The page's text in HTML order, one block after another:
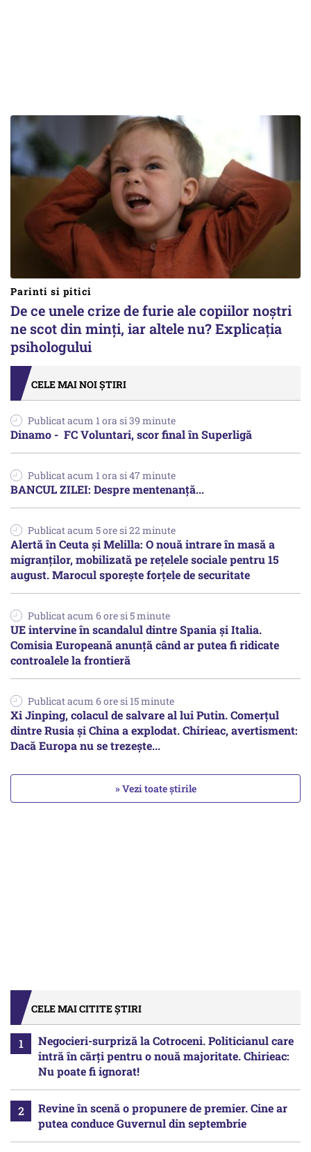
Parinti si pitici
De ce unele crize de furie ale copiilor noștri
ne scot din minți, iar altele nu? Explicația
psihologului
CELE MAI NOI ȘTIRI
Publicat acum 1 ora si 39 minute
Dinamo - FC Voluntari, scor final în Superligă
Publicat acum 1 ora si 47 minute
BANCUL ZILEI: Despre mentenanță...
Publicat acum 5 ore si 22 minute
Alertă în Ceuta și Melilla: O nouă intrare în masă a
migranților, mobilizată pe rețelele sociale pentru 15
august. Marocul sporește forțele de securitate
Publicat acum 6 ore si 5 minute
UE intervine în scandalul dintre Spania și Italia.
Comisia Europeană anunță când ar putea fi ridicate
controalele la frontieră
Publicat acum 6 ore si 15 minute
Xi Jinping, colacul de salvare al lui Putin. Comerțul
dintre Rusia și China a explodat. Chirieac, avertisment:
Dacă Europa nu se trezește...
» Vezi toate știrile
CELE MAI CITITE ȘTIRI
Negocieri-surpriză la Cotroceni. Politicianul care
intră în cărți pentru o nouă majoritate. Chirieac:
Nu poate fi ignorat!
Revine în scenă o propunere de premier. Cine ar
putea conduce Guvernul din septembrie